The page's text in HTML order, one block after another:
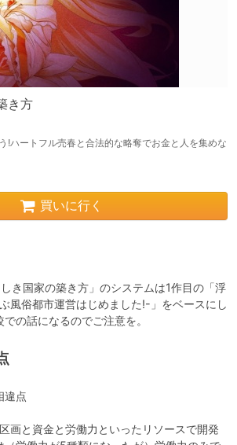
き方
!ハートフル売春と合法的な略奪でお金と人を集めな
買いに行く
き国家の築き方」のシステムは1作目の「浮
風俗都市運営はじめました!-」をベースにし
の話になるのでご注意を。
違点
画と資金と労働力といったリソースで開発